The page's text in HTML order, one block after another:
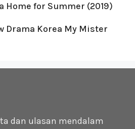
Home for Summer (2019)
Drama Korea My Mister
dan ulasan mendalam